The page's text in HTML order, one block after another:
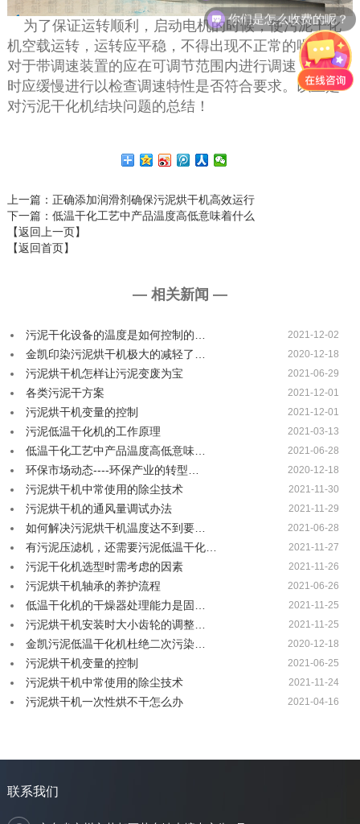
为了保证运转顺利，启动电机的时候，使污泥干化
机空载运转，运转应平稳，不得出现不正常的噪声。
对于带调速装置的应在可调节范围内进行调速，加速
时应缓慢进行以检查调速特性是否符合要求。 以上是
对污泥干化机结块问题的总结！
上一篇：正确添加润滑剂确保污泥烘干机高效运行
下一篇：低温干化工艺中产品温度高低意味着什么
【返回上一页】
【返回首页】
— 相关新闻 —
污泥干化设备的温度是如何控制的… 2021-12-02
金凯印染污泥烘干机极大的减轻了… 2020-12-18
污泥烘干机怎样让污泥变废为宝 2021-06-29
各类污泥干方案 2021-12-01
污泥烘干机变量的控制 2021-12-01
污泥低温干化机的工作原理 2021-03-13
低温干化工艺中产品温度高低意味… 2021-06-28
环保市场动态----环保产业的转型… 2020-12-18
污泥烘干机中常使用的除尘技术 2021-11-30
污泥烘干机的通风量调试办法 2021-11-29
如何解决污泥烘干机温度达不到要… 2021-06-28
有污泥压滤机，还需要污泥低温干化… 2021-11-27
污泥干化机选型时需考虑的因素 2021-11-26
污泥烘干机轴承的养护流程 2021-06-26
低温干化机的干燥器处理能力是固… 2021-11-25
污泥烘干机安装时大小齿轮的调整… 2021-11-25
金凯污泥低温干化机杜绝二次污染… 2020-12-18
污泥烘干机变量的控制 2021-06-25
污泥烘干机中常使用的除尘技术 2021-11-24
污泥烘干机一次性烘不干怎么办 2021-04-16
联系我们
你们是怎么收费的呢？